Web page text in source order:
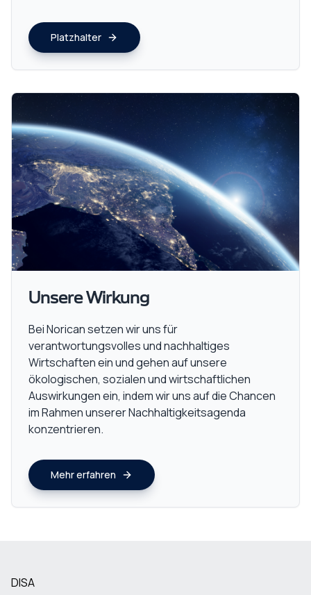
Platzhalter
Unsere Wirkung
Bei Norican setzen wir uns für
verantwortungsvolles und nachhaltiges
Wirtschaften ein und gehen auf unsere
ökologischen, sozialen und wirtschaftlichen
Auswirkungen ein, indem wir uns auf die Chancen
im Rahmen unserer Nachhaltigkeitsagenda
konzentrieren.
Mehr erfahren
DISA